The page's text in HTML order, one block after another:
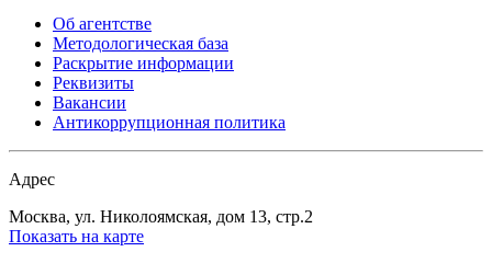
Об агентстве
Методологическая база
Раскрытие информации
Реквизиты
Вакансии
Антикоррупционная политика
Адрес
Москва, ул. Николоямская, дом 13, стр.2
Показать на карте